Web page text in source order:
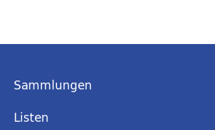
Sammlungen
Listen